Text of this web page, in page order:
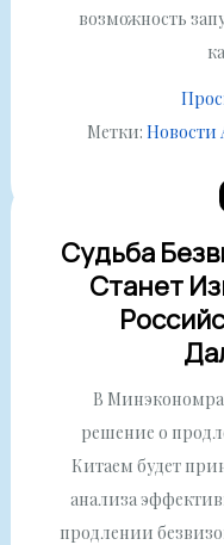
возможность
Метки: Новости
Судьба
Станет
В
решение о
Китаем будет
анализа
продлении